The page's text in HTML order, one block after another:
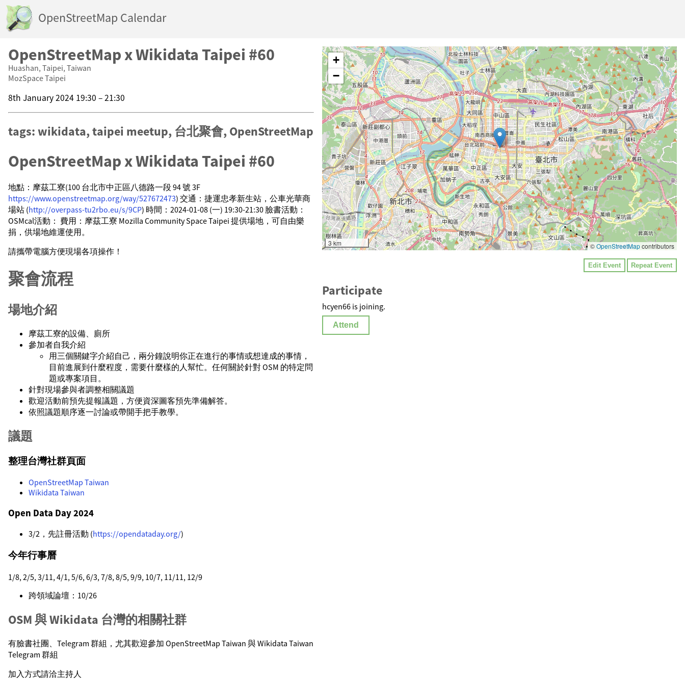
OpenStreetMap Calendar
OpenStreetMap x Wikidata Taipei #60
Huashan, Taipei, Taiwan
MozSpace Taipei
8th January 2024 19:30 – 21:30
tags: wikidata, taipei meetup, 台北聚會, OpenStreetMap
OpenStreetMap x Wikidata Taipei #60
地點：摩茲工寮(100 台北市中正區八德路一段 94 號 3F
https://www.openstreetmap.org/way/527672473) 交通：捷運忠孝新生站，公車光華商
場站 (http://overpass-tu2rbo.eu/s/9CP) 時間：2024-01-08 (一) 19:30-21:30 臉書活動：
OSMcal活動： 費用：摩茲工寮 Mozilla Community Space Taipei 提供場地，可自由樂
捐，供場地維運使用。
請攜帶電腦方便現場各項操作！
聚會流程
場地介紹
摩茲工寮的設備、廁所
參加者自我介紹
用三個關鍵字介紹自己，兩分鐘說明你正在進行的事情或想達成的事情，
目前進展到什麼程度，需要什麼樣的人幫忙。任何關於針對 OSM 的特定問
題或專案項目。
針對現場參與者調整相關議題
歡迎活動前預先提報議題，方便資深圖客預先準備解答。
依照議題順序逐一討論或帶開手把手教學。
議題
整理台灣社群頁面
OpenStreetMap Taiwan
Wikidata Taiwan
Open Data Day 2024
3/2，先註冊活動 (https://opendataday.org/)
今年行事曆
1/8, 2/5, 3/11, 4/1, 5/6, 6/3, 7/8, 8/5, 9/9, 10/7, 11/11, 12/9
跨領域論壇：10/26
OSM 與 Wikidata 台灣的相關社群
有臉書社團、Telegram 群組，尤其歡迎參加 OpenStreetMap Taiwan 與 Wikidata Taiwan
Telegram 群組
加入方式請洽主持人
+
−
3 km ©OpenStreetMapcontributors
Edit Event Repeat Event
Participate
hcyen66 is joining.
Attend